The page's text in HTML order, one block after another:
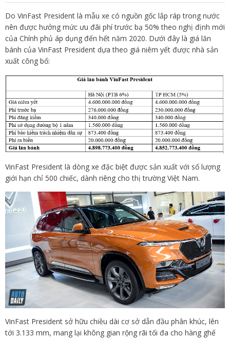
Do VinFast President là mẫu xe có nguồn gốc lắp ráp trong nước
nên được hưởng mức ưu đãi phí trước bạ 50% theo nghị định mới
của Chính phủ áp dụng đến hết năm 2020. Dưới đây là giá lăn
bánh của VinFast President dựa theo giá niêm yết được nhà sản
xuất công bố:
VinFast President là dòng xe đặc biệt được sản xuất với số lượng
giới hạn chỉ 500 chiếc, dành riêng cho thị trường Việt Nam.
VinFast President sở hữu chiều dài cơ sở dẫn đầu phân khúc, lên
tới 3.133 mm, mang lại không gian rộng rãi tối đa cho hàng ghế